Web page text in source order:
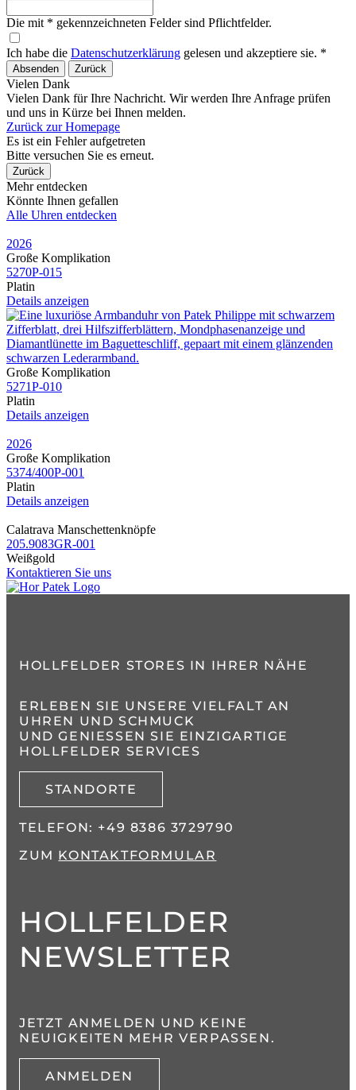
Die mit * gekennzeichneten Felder sind Pflichtfelder.
Ich habe die Datenschutzerklärung gelesen und akzeptiere sie. *
Absenden Zurück
Vielen Dank
Vielen Dank für Ihre Nachricht. Wir werden Ihre Anfrage prüfen
und uns in Kürze bei Ihnen melden.
Zurück zur Homepage
Es ist ein Fehler aufgetreten
Bitte versuchen Sie es erneut.
Zurück
Mehr entdecken
Könnte Ihnen gefallen
Alle Uhren entdecken
2026
Große Komplikation
5270P​-015
Platin
Details anzeigen
Große Komplikation
5271P​-010
Platin
Details anzeigen
2026
Große Komplikation
5374​/400P​-001
Platin
Details anzeigen
Calatrava Manschettenknöpfe
205.9083GR​-001
Weißgold
Kontaktieren Sie uns
HOLLFELDER STORES IN IHRER NÄHE
ERLEBEN SIE UNSERE VIELFALT AN
UHREN UND SCHMUCK
UND GENIESSEN SIE EINZIGARTIGE H
OLLFELDER SERVICES
STANDORTE
TELEFON: +49 8386 3729790
ZUM KONTAKTFORMULAR
HOLLFELDER
NEWSLETTER
JETZT ANMELDEN UND KEINE
NEUIGKEITEN MEHR VERPASSEN.
ANMELDEN